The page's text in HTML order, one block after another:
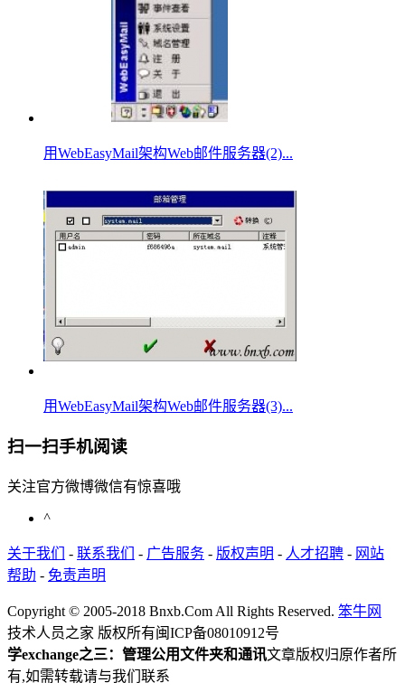
用WebEasyMail架构Web邮件服务器(2)...
用WebEasyMail架构Web邮件服务器(3)...
扫一扫手机阅读
关注官方微博微信有惊喜哦
^
关于我们 - 联系我们 - 广告服务 - 版权声明 - 人才招聘 - 网站
帮助 - 免责声明
Copyright © 2005-2018 Bnxb.Com All Rights Reserved. 笨牛网
技术人员之家 版权所有闽ICP备08010912号
学exchange之三：管理公用文件夹和通讯文章版权归原作者所
有,如需转载请与我们联系